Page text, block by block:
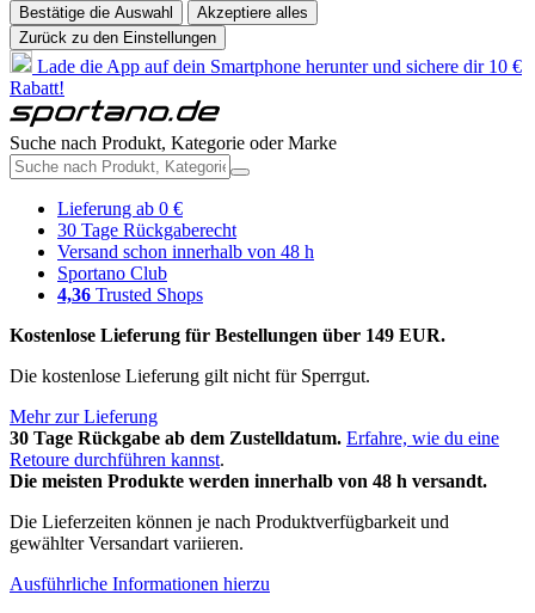
Bestätige die Auswahl
Akzeptiere alles
Zurück zu den Einstellungen
Lade die App auf dein Smartphone herunter und sichere dir 10 €
Rabatt!
Suche nach Produkt, Kategorie oder Marke
Lieferung ab 0 €
30 Tage Rückgaberecht
Versand schon innerhalb von 48 h
Sportano Club
4,36 Trusted Shops
Kostenlose Lieferung für Bestellungen über 149 EUR.
Die kostenlose Lieferung gilt nicht für Sperrgut.
Mehr zur Lieferung
30 Tage Rückgabe ab dem Zustelldatum. Erfahre, wie du eine
Retoure durchführen kannst.
Die meisten Produkte werden innerhalb von 48 h versandt.
Die Lieferzeiten können je nach Produktverfügbarkeit und
gewählter Versandart variieren.
Ausführliche Informationen hierzu